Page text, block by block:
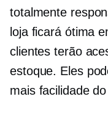
totalmente
loja ficará ótima
clientes terão
estoque. Eles
mais facilidade